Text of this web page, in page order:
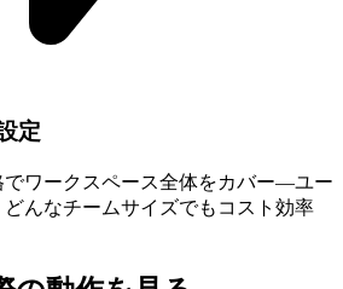
定
ワークスペース全体をカバー—ユー
んなチームサイズでもコスト効率